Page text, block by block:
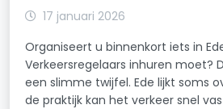
17 januari 2026
Organiseert u binnenkort iets in
Verkeersregelaars inhuren moet?
een slimme twijfel. Ede lijkt soms
de praktijk kan het verkeer snel